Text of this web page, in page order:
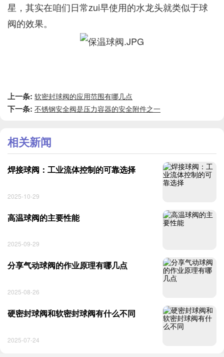
星，其实在咱们日常zui早使用的水龙头就类似于球
阀的效果。
上一条: 软密封球阀的应用范围有哪几点
下一条: 不锈钢安全阀是压力容器的安全附件之一
相关新闻
焊接球阀：工业流体控制的可靠选择
2025-10-29
高温球阀的主要性能
2025-09-29
分享气动球阀的作业原理有哪几点
2025-08-26
硬密封球阀和软密封球阀有什么不同
2025-07-24